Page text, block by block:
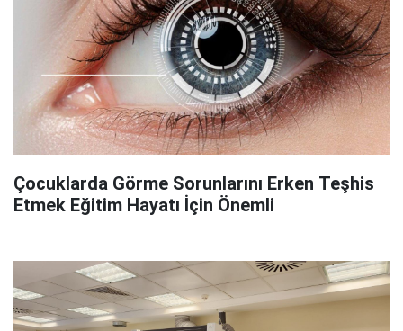
Çocuklarda Görme Sorunlarını Erken Teşhis
Etmek Eğitim Hayatı İçin Önemli